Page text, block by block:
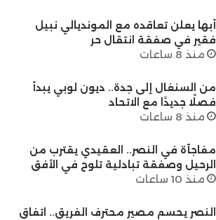
أبها يعلن تعاقده مع المونديالي نبيل
فقير في صفقة انتقال حر
منذ 8 ساعات
من السنغال إلى جدة.. ديون لوبي يبدأ
فصلًا جديدًا مع الاتحاد
منذ 8 ساعات
مفاجأة في النصر.. العقيدي يقترب من
الرحيل وصفقة تبادلية تلوح في الأفق
منذ 10 ساعات
النصر يحسم مصير محترف الفريق.. اتفاق